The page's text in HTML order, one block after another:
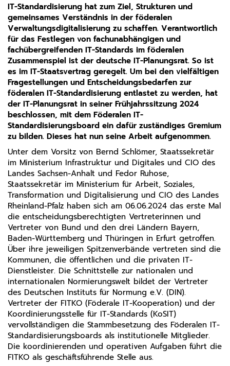
IT-Standardisierung hat zum Ziel, Strukturen und
gemeinsames Verständnis in der föderalen
Verwaltungsdigitalisierung zu schaffen. Verantwortlich
für das Festlegen von fachunabhängigen und
fachübergreifenden IT-Standards im föderalen
Zusammenspiel ist der deutsche IT-Planungsrat. So ist
es im IT-Staatsvertrag geregelt. Um bei den vielfältigen
Fragestellungen und Entscheidungsbedarfen zur
föderalen IT-Standardisierung entlastet zu werden, hat
der IT-Planungsrat in seiner Frühjahrssitzung 2024
beschlossen, mit dem Föderalen IT-
Standardisierungsboard ein dafür zuständiges Gremium
zu bilden. Dieses hat nun seine Arbeit aufgenommen.
Unter dem Vorsitz von Bernd Schlömer, Staatssekretär
im Ministerium Infrastruktur und Digitales und CIO des
Landes Sachsen-Anhalt und Fedor Ruhose,
Staatssekretär im Ministerium für Arbeit, Soziales,
Transformation und Digitalisierung und CIO des Landes
Rheinland-Pfalz haben sich am 06.06.2024 das erste Mal
die entscheidungsberechtigten Vertreterinnen und
Vertreter von Bund und den drei Ländern Bayern,
Baden-Württemberg und Thüringen in Erfurt getroffen.
Über ihre jeweiligen Spitzenverbände vertreten sind die
Kommunen, die öffentlichen und die privaten IT-
Dienstleister. Die Schnittstelle zur nationalen und
internationalen Normierungswelt bildet der Vertreter
des Deutschen Instituts für Normung e.V. (DIN).
Vertreter der FITKO (Föderale IT-Kooperation) und der
Koordinierungsstelle für IT-Standards (KoSIT)
vervollständigen die Stammbesetzung des Föderalen IT-
Standardisierungsboards als institutionelle Mitglieder.
Die koordinierenden und operativen Aufgaben führt die
FITKO als geschäftsführende Stelle aus.
Einverständnis-Cookie
Name:
cookie_consent
Zweck:
Dieser Cookie speichert die ausgewählten
Einverständnis-Optionen des Benutzers.
Cookie Laufzeit:
1 Jahr
CMS-Cookies
Name:
PHPSESSID
Zweck:
Sitzungscookie zur eindeutigen Identifizierung eines
Benutzers.
Cookie Laufzeit:
Sitzungsende
STATISTIK
Statistik Cookies erfassen Informationen anonym. Diese
Informationen helfen uns zu verstehen, wie unsere
Besucher unsere Website nutzen.
Statistiken und Analysen
Name:
_pk_id, _pk_ses
Anbieter:
Matomo
Zweck:
Matomo ist ein Open Source-Webanalysedienst. Die